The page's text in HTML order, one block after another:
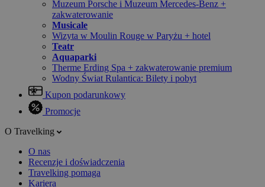
Muzeum Porsche i Muzeum Mercedes-Benz +
zakwaterowanie
Musicale
Wizyta w Moulin Rouge w Paryżu + hotel
Teatr
Aquaparki
Therme Erding Spa + zakwaterowanie premium
Wodny Świat Rulantica: Bilety i pobyt
Kupon podarunkowy
Promocje
O Travelking
O nas
Recenzje i doświadczenia
Travelking pomaga
Kariera